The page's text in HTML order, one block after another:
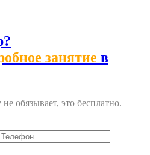
занятие в
обязывает, это бесплатно.